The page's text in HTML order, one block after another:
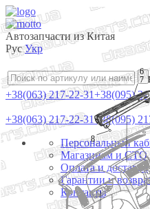
Автозапчасти из Китая
Рус Укр
+38(063) 217-22-31+38(095)
+38(063) 217-22-31+38(095)
Персональный
Магазинам и СТО
Оплата и доставка
Гарантии и
Контакты
6
7
8